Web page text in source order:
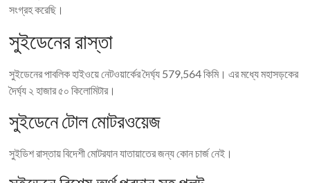
সংগ্রহ করেছি।
সুইডেনের রাস্তা
সুইডেনের পাবলিক হাইওয়ে নেটওয়ার্কের দৈর্ঘ্য 579,564 কিমি। এর মধ্যে মহাসড়কের
দৈর্ঘ্য ২ হাজার ৫০ কিলোমিটার।
সুইডেনে টোল মোটরওয়েজ
সুইডিশ রাস্তায় বিদেশী মোটরযান যাতায়াতের জন্য কোন চার্জ নেই।